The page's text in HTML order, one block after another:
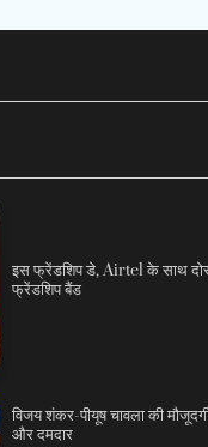
इस फ्रेंडशिप डे, Airtel के साथ
फ्रेंडशिप बैंड
विजय शंकर-पीयूष चावला की
और दमदार